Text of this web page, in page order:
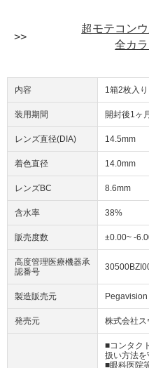
超モテコン
全カ
内容 1箱2枚入り
装用期間 開封後1ヶ月
レンズ直径(DIA) 14.5mm
着色直径 14.0mm
レンズBC 8.6mm
含水率 38%
販売度数 ±0.00~ -
高度管理医療機器承
認番号
製造販売元
発売元 株式会社ス
■コンタク
扱い方法を
■眼科医院